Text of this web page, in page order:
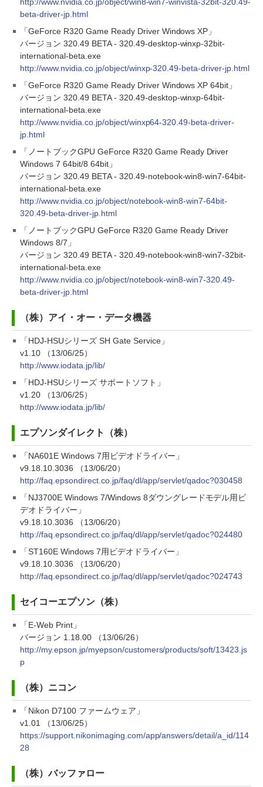
beta-driver-jp.html
「GeForce R320 Game Ready Driver Windows XP」
バージョン 320.49 BETA - 320.49-desktop-winxp-32bit-
international-beta.exe
http://www.nvidia.co.jp/object/winxp-320.49-beta-driver-jp.html
「GeForce R320 Game Ready Driver Windows XP 64bit」
バージョン 320.49 BETA - 320.49-desktop-winxp-64bit-
international-beta.exe
http://www.nvidia.co.jp/object/winxp64-320.49-beta-driver-
jp.html
「ノートブックGPU GeForce R320 Game Ready Driver
Windows 7 64bit/8 64bit」
バージョン 320.49 BETA - 320.49-notebook-win8-win7-64bit-
international-beta.exe
http://www.nvidia.co.jp/object/notebook-win8-win7-64bit-
320.49-beta-driver-jp.html
「ノートブックGPU GeForce R320 Game Ready Driver
Windows 8/7」
バージョン 320.49 BETA - 320.49-notebook-win8-win7-32bit-
international-beta.exe
http://www.nvidia.co.jp/object/notebook-win8-win7-320.49-
beta-driver-jp.html
（株）アイ・オー・データ機器
「HDJ-HSUシリーズ SH Gate Service」
v1.10 （13/06/25）
http://www.iodata.jp/lib/
「HDJ-HSUシリーズ サポートソフト」
v1.20 （13/06/25）
http://www.iodata.jp/lib/
エプソンダイレクト（株）
「NA601E Windows 7用ビデオドライバー」
v9.18.10.3036 （13/06/20）
http://faq.epsondirect.co.jp/faq/dl/app/servlet/qadoc?030458
「NJ3700E Windows 7/Windows 8ダウングレードモデル用ビ
デオドライバー」
v9.18.10.3036 （13/06/20）
http://faq.epsondirect.co.jp/faq/dl/app/servlet/qadoc?024480
「ST160E Windows 7用ビデオドライバー」
v9.18.10.3036 （13/06/20）
http://faq.epsondirect.co.jp/faq/dl/app/servlet/qadoc?024743
セイコーエプソン（株）
「E-Web Print」
バージョン 1.18.00 （13/06/26）
http://my.epson.jp/myepson/customers/products/soft/13423.js
p
（株）ニコン
「Nikon D7100 ファームウェア」
v1.01 （13/06/25）
https://support.nikonimaging.com/app/answers/detail/a_id/114
28
（株）バッファロー